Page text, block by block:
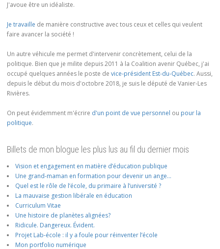
J'avoue être un idéaliste.
Je travaille de manière constructive avec tous ceux et celles qui veulent
faire avancer la société !
Un autre véhicule me permet d'intervenir concrètement, celui de la
politique. Bien que je milite depuis 2011 à la Coalition avenir Québec, j'ai
occupé quelques années le poste de vice-président Est-du-Québec. Aussi,
depuis le début du mois d'octobre 2018, je suis le député de Vanier-Les
Rivières.
On peut évidemment m'écrire d'un point de vue personnel ou pour la
politique.
Billets de mon blogue les plus lus au fil du dernier mois
Vision et engagement en matière d’éducation publique
Une grand-maman en formation pour devenir un ange…
Quel est le rôle de l’école, du primaire à l’université ?
La mauvaise gestion libérale en éducation
Curriculum Vitae
Une histoire de planètes alignées?
Ridicule. Dangereux. Évident.
Projet Lab-école : il y a foule pour réinventer l’école
Mon portfolio numérique